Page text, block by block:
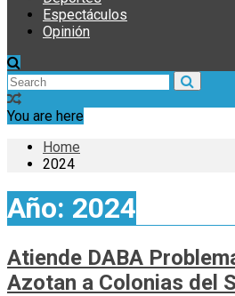
Espectáculos
Opinión
You are here
Home
2024
Año: 2024
Atiende DABA
Azotan a Colonias del